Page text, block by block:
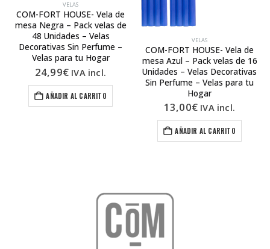
VELAS
COM-FORT HOUSE- Vela de
mesa Negra – Pack velas de
48 Unidades – Velas
Decorativas Sin Perfume –
Velas para tu Hogar
24,99€ IVA incl.
AÑADIR AL CARRITO
VELAS
COM-FORT HOUSE- Vela de
mesa Azul – Pack velas de 16
Unidades – Velas Decorativas
Sin Perfume – Velas para tu
Hogar
13,00€ IVA incl.
AÑADIR AL CARRITO